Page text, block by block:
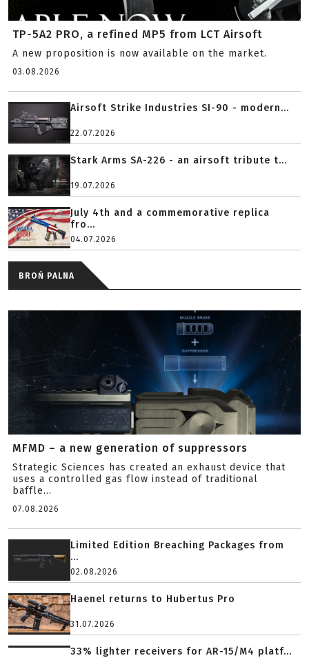
TP-5A2 PRO, a refined MP5 from LCT Airsoft
A new proposition is now available on the market.
03.08.2026
Airsoft Strike Industries SI-90 - modern...
22.07.2026
Stark Arms SA-226 - an airsoft tribute t...
19.07.2026
July 4th and a commemorative replica
fro...
04.07.2026
BROŃ PALNA
MFMD – a new generation of suppressors
Strategic Sciences has created an exhaust device that
uses a controlled gas flow instead of traditional
baffle...
07.08.2026
Limited Edition Breaching Packages from
...
02.08.2026
Haenel returns to Hubertus Pro
31.07.2026
33% lighter receivers for AR-15/M4 platf...